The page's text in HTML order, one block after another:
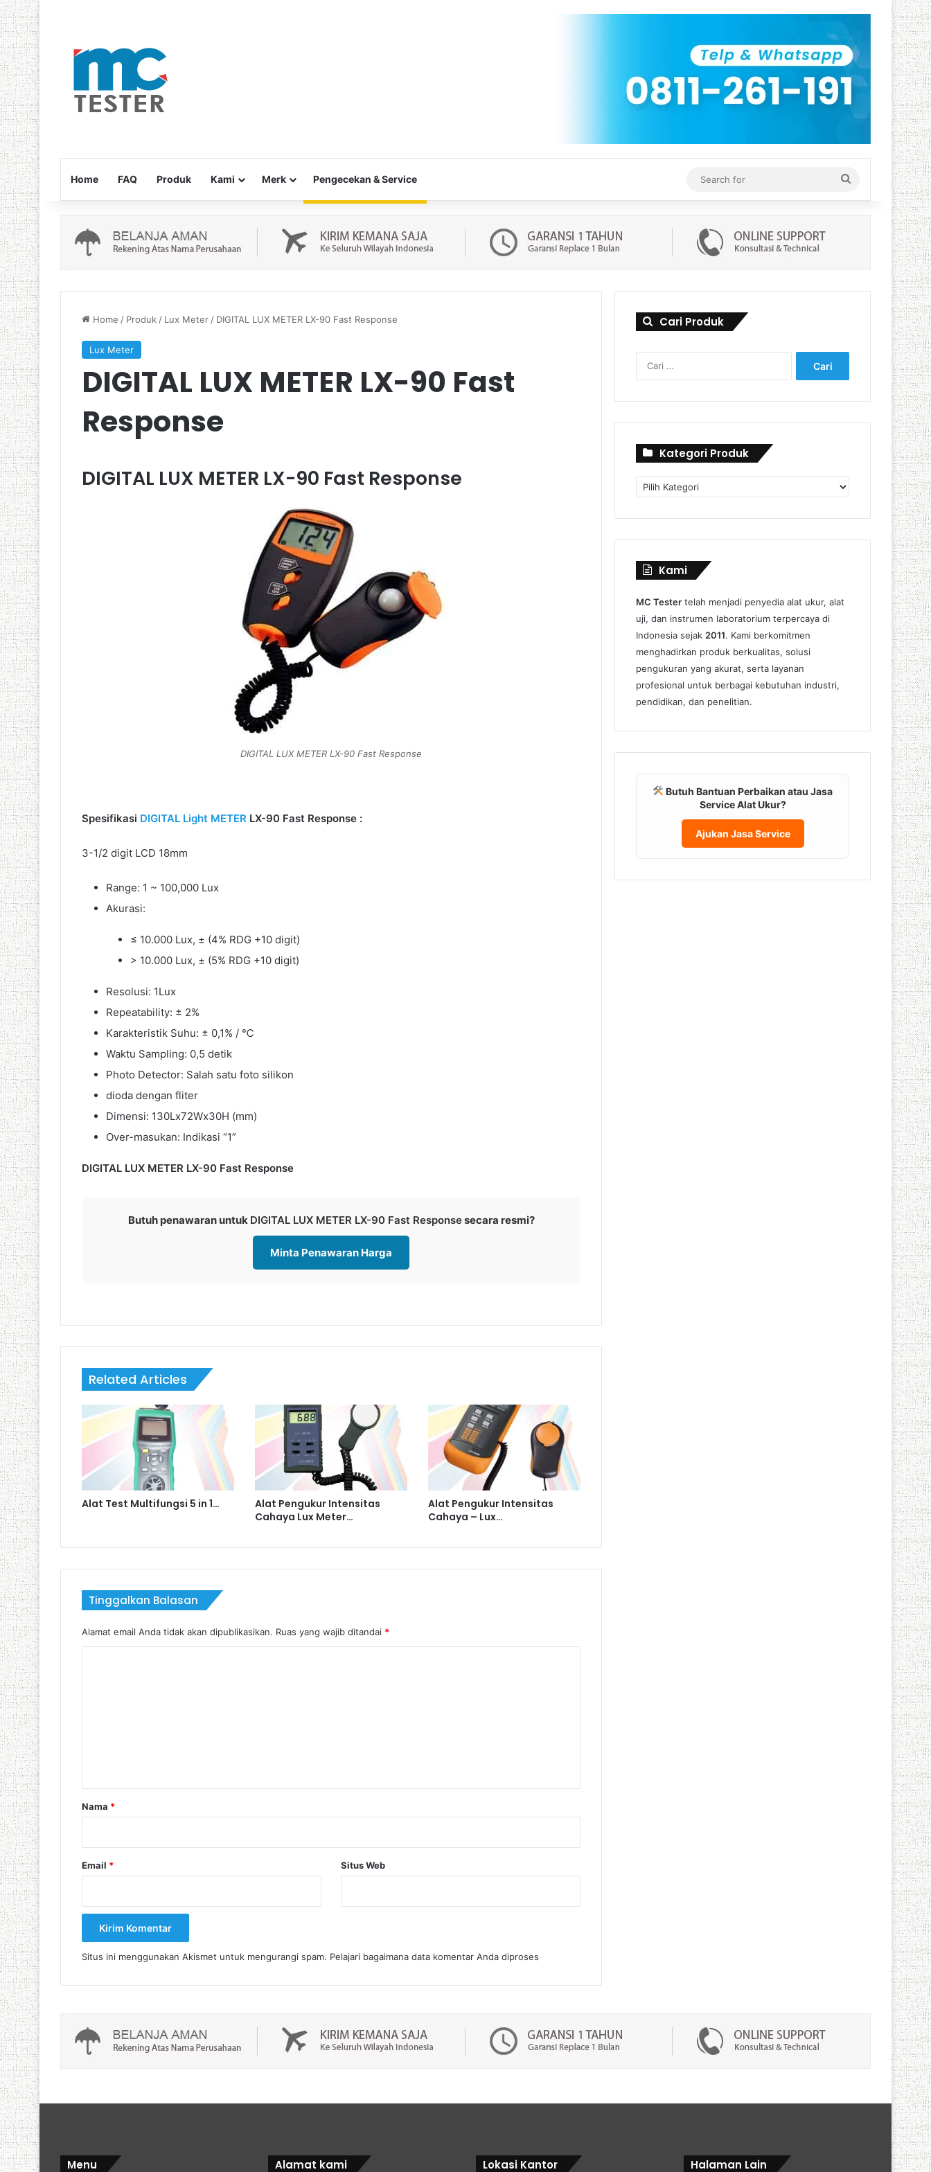
Home FAQ Produk Kami Merk Pengecekan & Service
for
Home / Produk / Lux Meter / DIGITAL LUX METER LX-90 Fast Response
Lux Meter
DIGITAL LUX METER LX-90 Fast
Response
DIGITAL LUX METER LX-90 Fast Response
DIGITAL LUX METER LX-90 Fast Response
Spesifikasi DIGITAL Light METER LX-90 Fast Response :
3-1/2 digit LCD 18mm
Range: 1 ~ 100,000 Lux
Akurasi:
≤ 10.000 Lux, ± (4% RDG +10 digit)
> 10.000 Lux, ± (5% RDG +10 digit)
Resolusi: 1Lux
Repeatability: ± 2%
Karakteristik Suhu: ± 0,1% / ℃
Waktu Sampling: 0,5 detik
Photo Detector: Salah satu foto silikon
dioda dengan fliter
Dimensi: 130Lx72Wx30H (mm)
Over-masukan: Indikasi “1”
DIGITAL LUX METER LX-90 Fast Response
Butuh penawaran untuk DIGITAL LUX METER LX-90 Fast Responsesecara resmi?
Minta Penawaran Harga
Related Articles
Alat Test Multifungsi 5 in 1…
Alat Pengukur Intensitas
Cahaya Lux Meter…
Alat Pengukur Intensitas
Cahaya – Lux…
Tinggalkan Balasan
Alamat email Anda tidak akan dipublikasikan. Ruas yang wajib ditandai *
rNama *
Email * Situs Web
Situs ini menggunakan Akismet untuk mengurangi spam. Pelajari bagaimana data komentar Anda diproses
Cari Produk
untuk:
Kategori Produk
Kategori
Produk
Kami
MC Tester telah menjadi penyedia alat ukur, alat
uji, dan instrumen laboratorium terpercaya di
Indonesia sejak 2011. Kami berkomitmen
menghadirkan produk berkualitas, solusi
pengukuran yang akurat, serta layanan
profesional untuk berbagai kebutuhan industri,
pendidikan, dan penelitian.
Butuh Bantuan Perbaikan atau Jasa
Service Alat Ukur?
Ajukan Jasa Service
Menu Alamat kami Lokasi Kantor Halaman Lain